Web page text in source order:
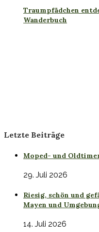
Traumpfädchen
Wanderbuch
Letzte Beiträge
Moped- und
29. Juli 2026
Riesig, schön und
Mayen und
14. Juli 2026